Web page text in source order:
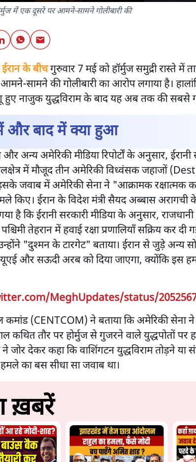
में एक दूसरे पर आमने-सामने गोलीबारी की
के बीचगुरुवार 7 मई को हॉर्मुज समुद्री रास्ते में
सामने की गोलीबारी का आरोप लगाया है।
हुए नाजुक युद्धविराम के बाद यह अब तक की सबसे
और बाद में क्या हुआ
और अन्य अमेरिकी मीडिया रिपोर्टों के अनुसार,
जलक्षेत्र में मौजूद तीन अमेरिकी विध्वंसक जहाजों
जवाब में अमेरिकी सेना ने "आक्रामक रक्षात्मक
किए। ईरान के विदेश मंत्री सैयद अब्बास
है कि ईरानी सरकारी मीडिया के अनुसार,
तेहरान में हवाई रक्षा प्रणालियाँ सक्रिय कर
उन्होंने "दुश्मन के टारगेट" बताया। ईरान से जुड़े अन्य
और सऊदी अरब को दिया जाएगा, क्योंकि इस
MeghUpdates/status/
कमांड (CENTCOM) ने बताया कि अमेरिकी सेना ने
कथित तौर पर होर्मुज से गुजरने वाले युद्धपोतों पर
जोर देकर कहा कि वाशिंगटन युद्धविराम तोड़ने या
का बस सीधा सा जवाब था।
ख़बरें